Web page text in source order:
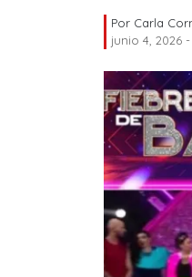
Por Carla
junio 4, 2026 -